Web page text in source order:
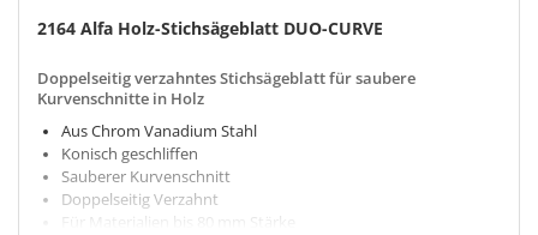
2164 Alfa Holz-Stichsägeblatt DUO-CURVE
Doppelseitig verzahntes Stichsägeblatt für saubere
Kurvenschnitte in Holz
Aus Chrom Vanadium Stahl
Konisch geschliffen
Sauberer Kurvenschnitt
Doppelseitig Verzahnt
Für Materialien bis 80 mm Stärke